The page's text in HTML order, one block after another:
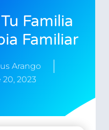
Familia
Familiar
Arango
2023